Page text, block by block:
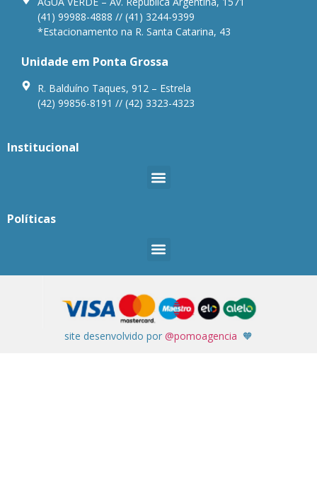
(41) 99988-4888 // (41) 3244-9399
*Estacionamento na R. Santa Catarina, 43
Unidade em Ponta Grossa
R. Balduíno Taques, 912 – Estrela
(42) 99856-8191 // (42) 3323-4323
Institucional
Políticas
site desenvolvido por @pomoagencia 🧡